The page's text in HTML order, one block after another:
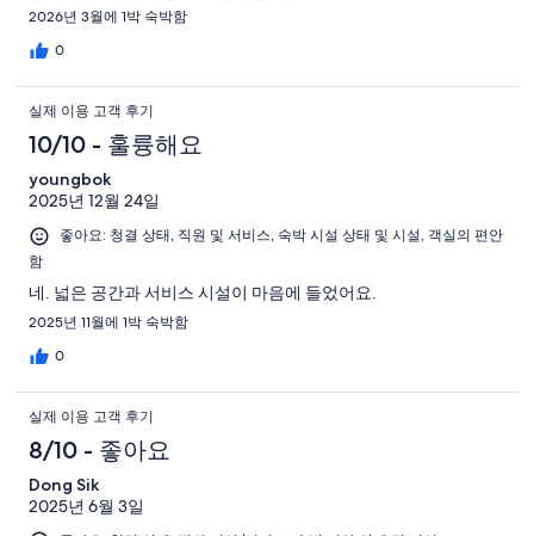
2026년 3월에 1박 숙박함
0
실제 이용 고객 후기
10/10 - 훌륭해요
youngbok
2025년 12월 24일
좋아요: 청결 상태, 직원 및 서비스, 숙박 시설 상태 및 시설, 객실의 편안
함
네. 넓은 공간과 서비스 시설이 마음에 들었어요.
2025년 11월에 1박 숙박함
0
실제 이용 고객 후기
8/10 - 좋아요
Dong Sik
2025년 6월 3일